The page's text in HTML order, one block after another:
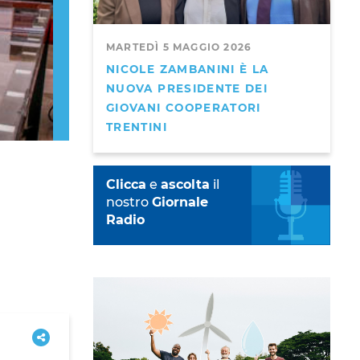
MARTEDÌ 5 MAGGIO 2026
NICOLE ZAMBANINI È LA
NUOVA PRESIDENTE DEI
GIOVANI COOPERATORI
TRENTINI
Clicca e ascolta il
nostro Giornale
Radio